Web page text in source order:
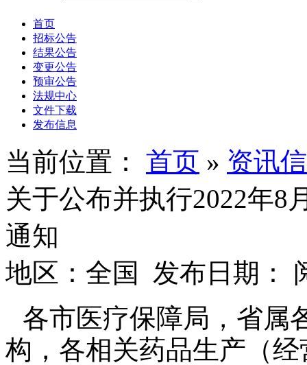
首页
招标公告
结果公告
变更公告
预审公告
法规中心
文件下载
发布信息
当前位置： 首页 » 资讯
关于公布并执行2022年8
通知
地区：全国 发布日期：
各市医疗保障局，省属
构，各相关药品生产（